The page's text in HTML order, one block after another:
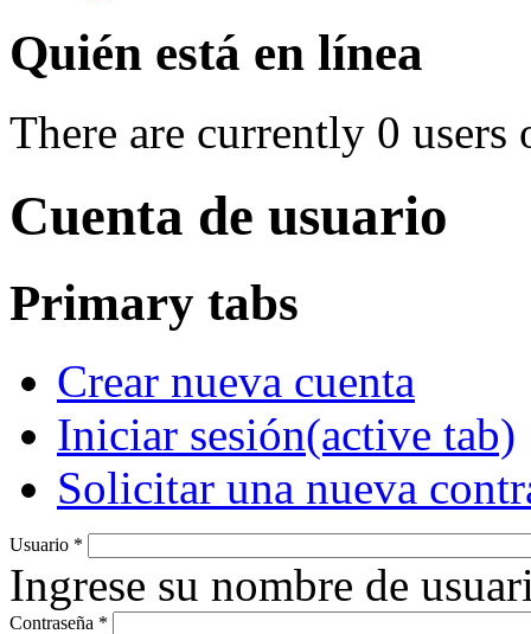
Quién está en línea
There are currently 0 users
Cuenta de usuario
Primary tabs
Crear nueva cuenta
Iniciar sesión(active tab)
Solicitar una nueva
Usuario *
Ingrese su nombre de
Contraseña *